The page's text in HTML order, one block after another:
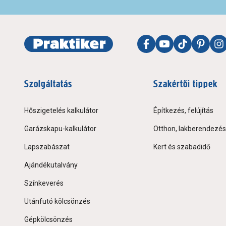
Szolgáltatás
Hőszigetelés kalkulátor
Garázskapu-kalkulátor
Lapszabászat
Ajándékutalvány
Színkeverés
Utánfutó kölcsönzés
Gépkölcsönzés
Szakértői tippek
Építkezés, felújítás
Otthon, lakberendezés
Kert és szabadidő